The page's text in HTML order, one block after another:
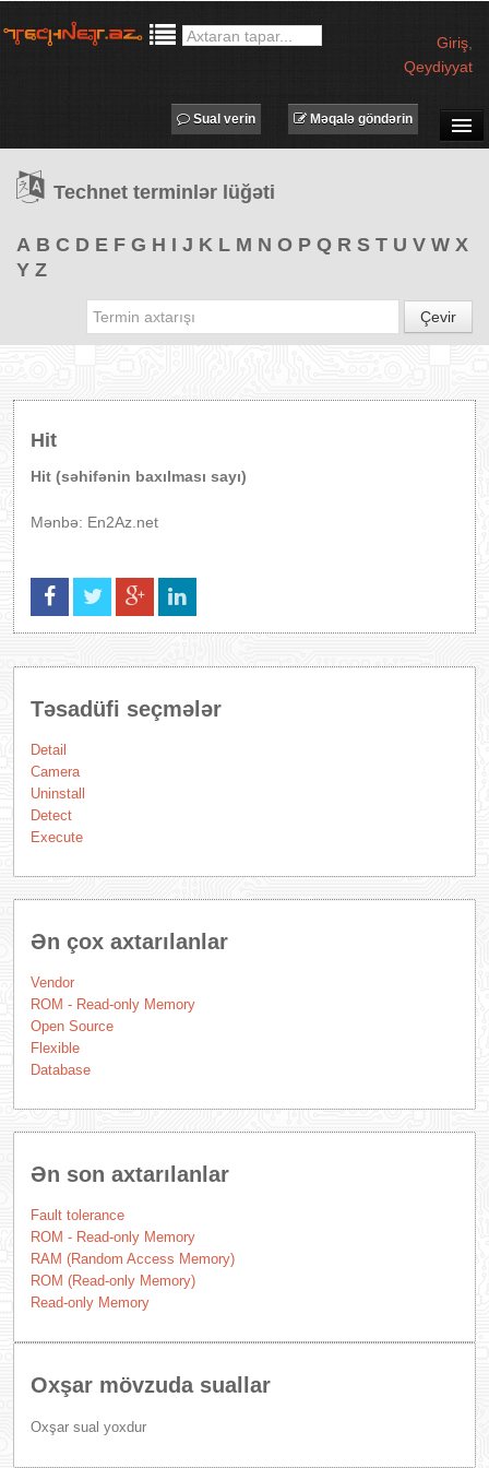
Giriş
Qeydiyyat
TƏDBİRLƏR
PROQRAMLAR
Məqalə göndərin
Sual verin
Technet terminlər lüğəti
A B C D E F G H I J K L M N O P Q R S T U V W X
Y Z
Çevir
Hit
Hit (səhifənin baxılması sayı)
Mənbə: En2Az.net
Təsadüfi seçmələr
Detail
Camera
Uninstall
Detect
Execute
Ən çox axtarılanlar
Vendor
ROM - Read-only Memory
Open Source
Flexible
Database
Ən son axtarılanlar
Fault tolerance
ROM - Read-only Memory
RAM (Random Access Memory)
ROM (Read-only Memory)
Read-only Memory
Oxşar mövzuda suallar
Oxşar sual yoxdur